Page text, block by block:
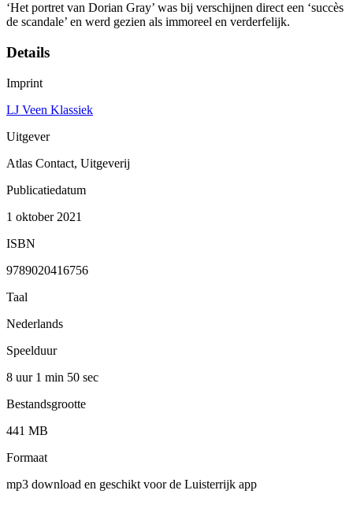
‘Het portret van Dorian Gray’ was bij verschijnen direct een ‘succès
de scandale’ en werd gezien als immoreel en verderfelijk.
Details
Imprint
LJ Veen Klassiek
Uitgever
Atlas Contact, Uitgeverij
Publicatiedatum
1 oktober 2021
ISBN
9789020416756
Taal
Nederlands
Speelduur
8 uur 1 min 50 sec
Bestandsgrootte
441 MB
Formaat
mp3 download en geschikt voor de Luisterrijk app